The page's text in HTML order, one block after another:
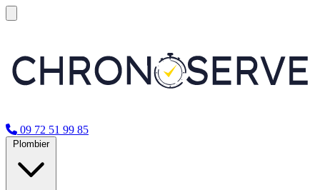
09 72 51 99 85
Plombier